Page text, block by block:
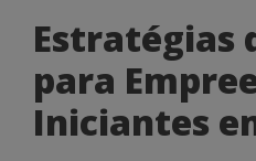
Estratégias
para
Iniciantes